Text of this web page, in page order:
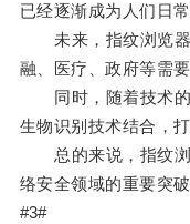
已经逐渐成为人们日
未来，指纹浏览器
融、医疗、政府等需
同时，随着技术的
生物识别技术结合，
总的来说，指纹浏
络安全领域的重要突破
#3#